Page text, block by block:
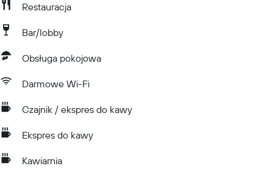
Restauracja
Bar/lobby
Obsługa pokojowa
Darmowe Wi-Fi
Czajnik / ekspres do kawy
Ekspres do kawy
Kawiarnia